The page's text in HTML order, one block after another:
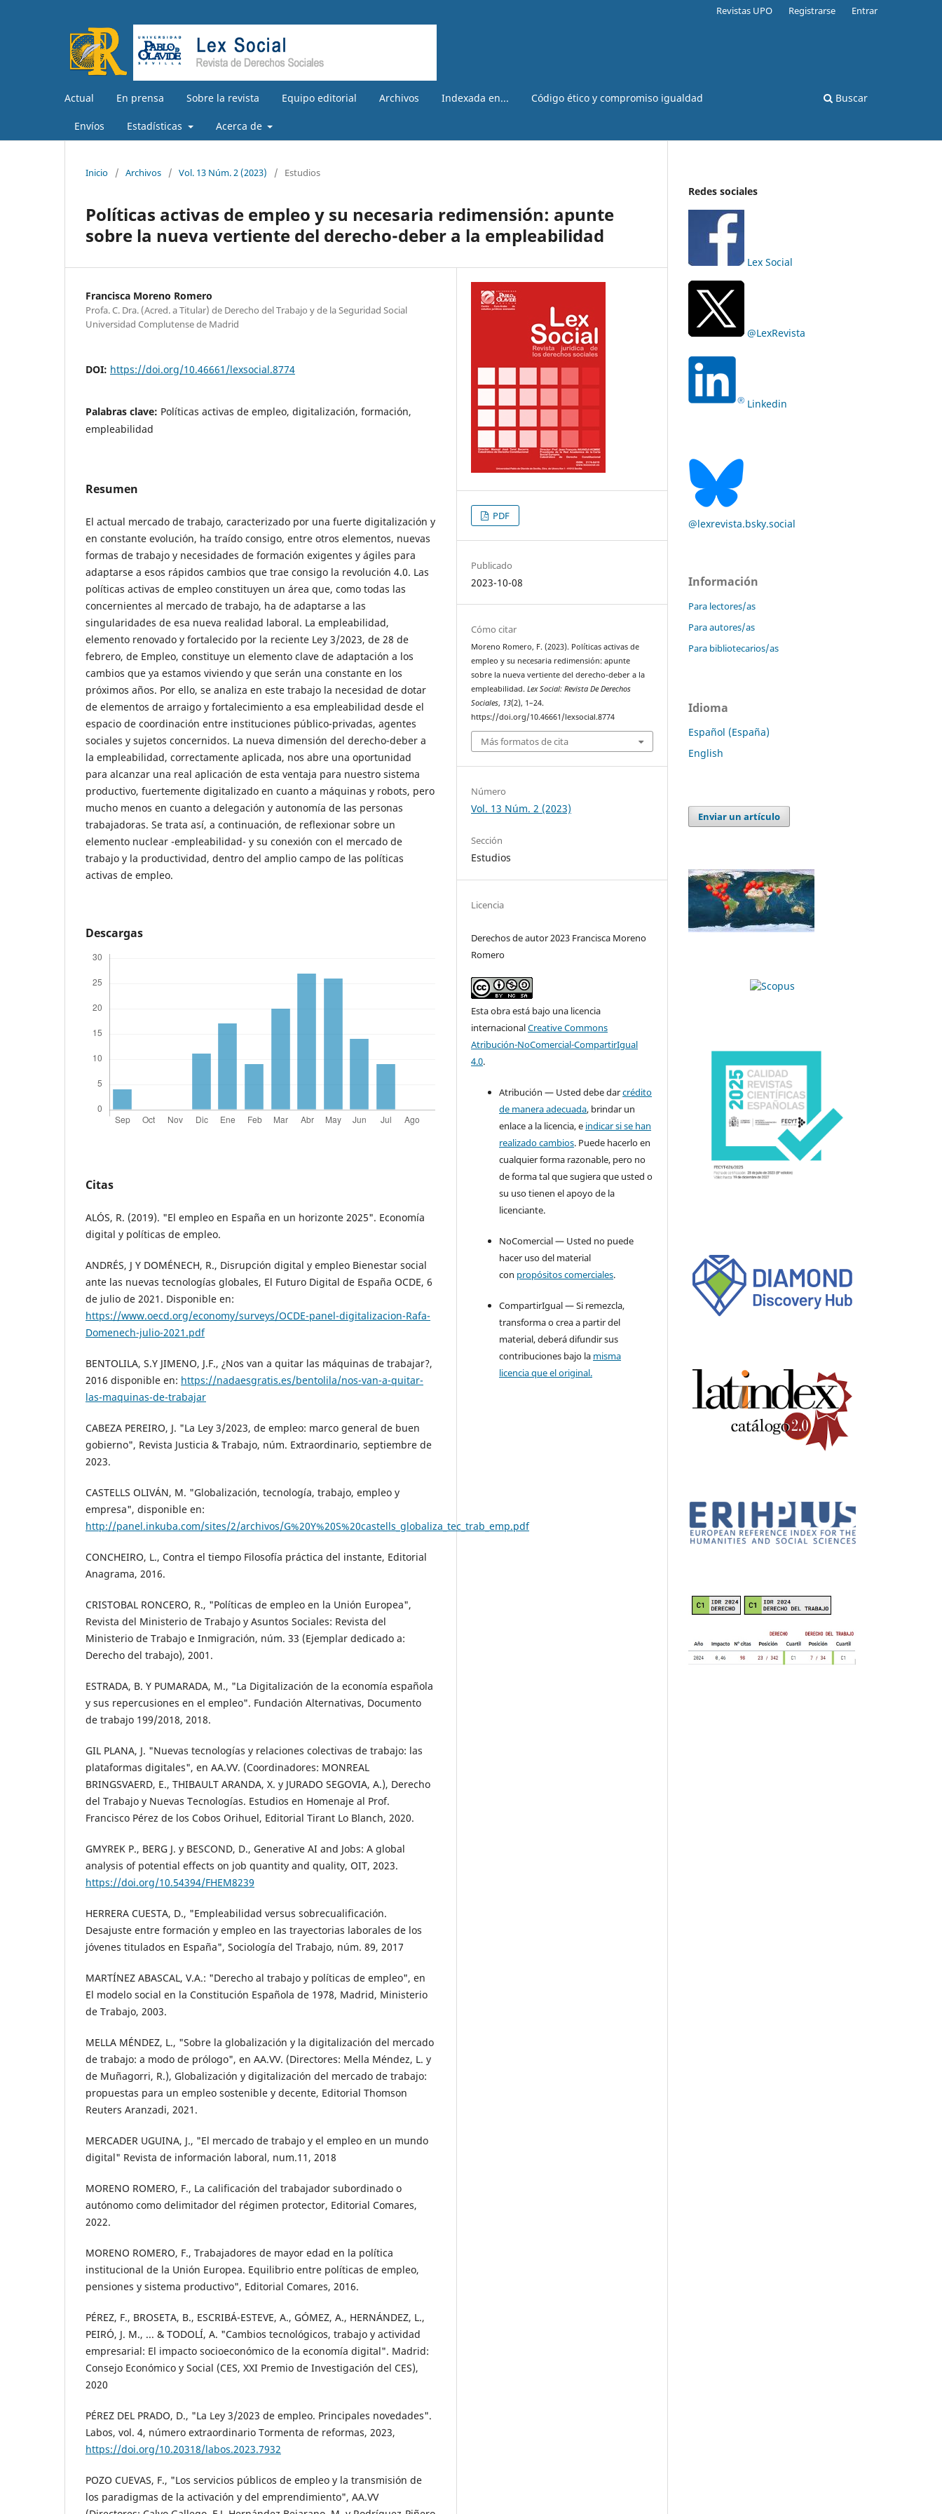
Actual En prensa Sobre la revista Equipo editorial Archivos Indexada en... Código ético y compromiso igualdad
Envíos Estadísticas Acerca de
Buscar
Revistas UPO Registrarse Entrar
Inicio / Archivos / Vol. 13 Núm. 2 (2023) / Estudios
Políticas activas de empleo y su necesaria redimensión: apunte
sobre la nueva vertiente del derecho-deber a la empleabilidad
Francisca Moreno Romero
Profa. C. Dra. (Acred. a Titular) de Derecho del Trabajo y de la Seguridad Social
Universidad Complutense de Madrid
DOI: https://doi.org/10.46661/lexsocial.8774
Palabras clave: Políticas activas de empleo, digitalización, formación,
empleabilidad
Resumen
El actual mercado de trabajo, caracterizado por una fuerte digitalización y
en constante evolución, ha traído consigo, entre otros elementos, nuevas
formas de trabajo y necesidades de formación exigentes y ágiles para
adaptarse a esos rápidos cambios que trae consigo la revolución 4.0. Las
políticas activas de empleo constituyen un área que, como todas las
concernientes al mercado de trabajo, ha de adaptarse a las
singularidades de esa nueva realidad laboral. La empleabilidad,
elemento renovado y fortalecido por la reciente Ley 3/2023, de 28 de
febrero, de Empleo, constituye un elemento clave de adaptación a los
cambios que ya estamos viviendo y que serán una constante en los
próximos años. Por ello, se analiza en este trabajo la necesidad de dotar
de elementos de arraigo y fortalecimiento a esa empleabilidad desde el
espacio de coordinación entre instituciones público-privadas, agentes
sociales y sujetos concernidos. La nueva dimensión del derecho-deber a
la empleabilidad, correctamente aplicada, nos abre una oportunidad
para alcanzar una real aplicación de esta ventaja para nuestro sistema
productivo, fuertemente digitalizado en cuanto a máquinas y robots, pero
mucho menos en cuanto a delegación y autonomía de las personas
trabajadoras. Se trata así, a continuación, de reflexionar sobre un
elemento nuclear -empleabilidad- y su conexión con el mercado de
trabajo y la productividad, dentro del amplio campo de las políticas
activas de empleo.
Descargas
Citas
ALÓS, R. (2019). "El empleo en España en un horizonte 2025". Economía
digital y políticas de empleo.
ANDRÉS, J Y DOMÉNECH, R., Disrupción digital y empleo Bienestar social
ante las nuevas tecnologías globales, El Futuro Digital de España OCDE, 6
de julio de 2021. Disponible en:
https://www.oecd.org/economy/surveys/OCDE-panel-digitalizacion-Rafa-
Domenech-julio-2021.pdf
BENTOLILA, S.Y JIMENO, J.F., ¿Nos van a quitar las máquinas de trabajar?,
2016 disponible en: https://nadaesgratis.es/bentolila/nos-van-a-quitar-
las-maquinas-de-trabajar
CABEZA PEREIRO, J. "La Ley 3/2023, de empleo: marco general de buen
gobierno", Revista Justicia & Trabajo, núm. Extraordinario, septiembre de
2023.
CASTELLS OLIVÁN, M. "Globalización, tecnología, trabajo, empleo y
empresa", disponible en:
http://panel.inkuba.com/sites/2/archivos/G%20Y%20S%20castells_globaliza_tec_trab_emp.pdf
CONCHEIRO, L., Contra el tiempo Filosofía práctica del instante, Editorial
Anagrama, 2016.
CRISTOBAL RONCERO, R., "Políticas de empleo en la Unión Europea",
Revista del Ministerio de Trabajo y Asuntos Sociales: Revista del
Ministerio de Trabajo e Inmigración, núm. 33 (Ejemplar dedicado a:
Derecho del trabajo), 2001.
ESTRADA, B. Y PUMARADA, M., "La Digitalización de la economía española
y sus repercusiones en el empleo". Fundación Alternativas, Documento
de trabajo 199/2018, 2018.
GIL PLANA, J. "Nuevas tecnologías y relaciones colectivas de trabajo: las
plataformas digitales", en AA.VV. (Coordinadores: MONREAL
BRINGSVAERD, E., THIBAULT ARANDA, X. y JURADO SEGOVIA, A.), Derecho
del Trabajo y Nuevas Tecnologías. Estudios en Homenaje al Prof.
Francisco Pérez de los Cobos Orihuel, Editorial Tirant Lo Blanch, 2020.
GMYREK P., BERG J. y BESCOND, D., Generative AI and Jobs: A global
analysis of potential effects on job quantity and quality, OIT, 2023.
https://doi.org/10.54394/FHEM8239
HERRERA CUESTA, D., "Empleabilidad versus sobrecualificación.
Desajuste entre formación y empleo en las trayectorias laborales de los
jóvenes titulados en España", Sociología del Trabajo, núm. 89, 2017
MARTÍNEZ ABASCAL, V.A.: "Derecho al trabajo y políticas de empleo", en
El modelo social en la Constitución Española de 1978, Madrid, Ministerio
de Trabajo, 2003.
MELLA MÉNDEZ, L., "Sobre la globalización y la digitalización del mercado
de trabajo: a modo de prólogo", en AA.VV. (Directores: Mella Méndez, L. y
de Muñagorri, R.), Globalización y digitalización del mercado de trabajo:
propuestas para un empleo sostenible y decente, Editorial Thomson
Reuters Aranzadi, 2021.
MERCADER UGUINA, J., "El mercado de trabajo y el empleo en un mundo
digital" Revista de información laboral, num.11, 2018
MORENO ROMERO, F., La calificación del trabajador subordinado o
autónomo como delimitador del régimen protector, Editorial Comares,
2022.
MORENO ROMERO, F., Trabajadores de mayor edad en la política
institucional de la Unión Europea. Equilibrio entre políticas de empleo,
pensiones y sistema productivo", Editorial Comares, 2016.
PÉREZ, F., BROSETA, B., ESCRIBÁ-ESTEVE, A., GÓMEZ, A., HERNÁNDEZ, L.,
PEIRÓ, J. M., ... & TODOLÍ, A. "Cambios tecnológicos, trabajo y actividad
empresarial: El impacto socioeconómico de la economía digital". Madrid:
Consejo Económico y Social (CES, XXI Premio de Investigación del CES),
2020
PÉREZ DEL PRADO, D., "La Ley 3/2023 de empleo. Principales novedades".
Labos, vol. 4, número extraordinario Tormenta de reformas, 2023,
https://doi.org/10.20318/labos.2023.7932
POZO CUEVAS, F., "Los servicios públicos de empleo y la transmisión de
los paradigmas de la activación y del emprendimiento", AA.VV
PDF
Publicado
2023-10-08
Cómo citar
Moreno Romero, F. (2023). Políticas activas de
empleo y su necesaria redimensión: apunte
sobre la nueva vertiente del derecho-deber a la
empleabilidad.Lex Social: Revista De Derechos
Sociales, 13(2), 1–24.
https://doi.org/10.46661/lexsocial.8774
Más formatos de cita
Número
Vol. 13 Núm. 2 (2023)
Sección
Estudios
Licencia
Derechos de autor 2023 Francisca Moreno
Romero
Esta obra está bajo una licencia
internacionalCreative Commons
Atribución-NoComercial-CompartirIgual
4.0.
Atribución — Usted debe darcrédito
de manera adecuada, brindar un
enlace a la licencia, e indicar si se han
realizado cambios. Puede hacerlo en
cualquier forma razonable, pero no
de forma tal que sugiera que usted o
su uso tienen el apoyo de la
licenciante.
NoComercial — Usted no puede
hacer uso del material
con propósitos comerciales.
CompartirIgual — Si remezcla,
transforma o crea a partir del
material, deberá difundir sus
contribuciones bajo la misma
licencia que el original.
Redes sociales
Lex Social
@LexRevista
Linkedin
@lexrevista.bsky.social
Información
Para lectores/as
Para autores/as
Para bibliotecarios/as
Idioma
Español (España)
English
Enviar un artículo